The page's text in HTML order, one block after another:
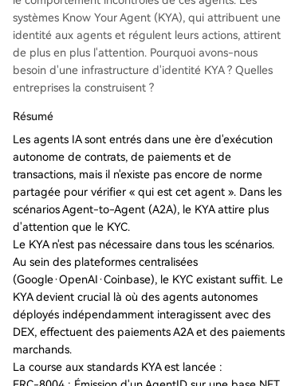
systèmes Know Your Agent (KYA), qui attribuent une
identité aux agents et régulent leurs actions, attirent
de plus en plus l'attention. Pourquoi avons-nous
besoin d'une infrastructure d'identité KYA ? Quelles
entreprises la construisent ?
Résumé
Les agents IA sont entrés dans une ère d'exécution
autonome de contrats, de paiements et de
transactions, mais il n'existe pas encore de norme
partagée pour vérifier « qui est cet agent ». Dans les
scénarios Agent-to-Agent (A2A), le KYA attire plus
d'attention que le KYC.
Le KYA n'est pas nécessaire dans tous les scénarios.
Au sein des plateformes centralisées
(Google·OpenAI·Coinbase), le KYC existant suffit. Le
KYA devient crucial là où des agents autonomes
déployés indépendamment interagissent avec des
DEX, effectuent des paiements A2A et des paiements
marchands.
La course aux standards KYA est lancée :